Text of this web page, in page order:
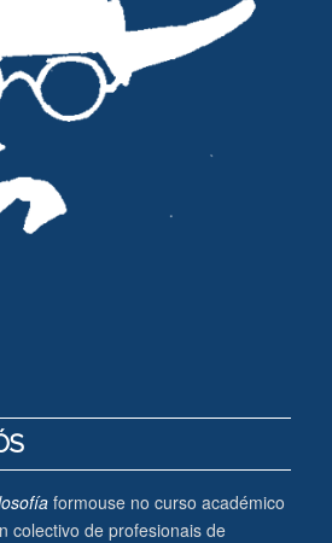
formouse no curso académico
colectivo de profesionais de